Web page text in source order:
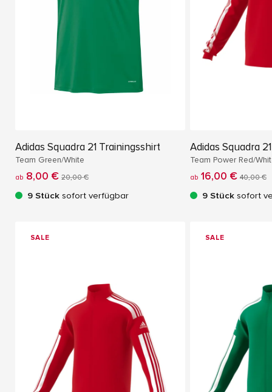
Adidas Squadra 21 Trainingsshirt
Team Green/White
ab 8,00 € 20,00 €
9 Stück sofort verfügbar
Adidas Squadra
Team Power Red/
ab 16,00 € 40,00 €
9 Stück sofort
SALE SALE